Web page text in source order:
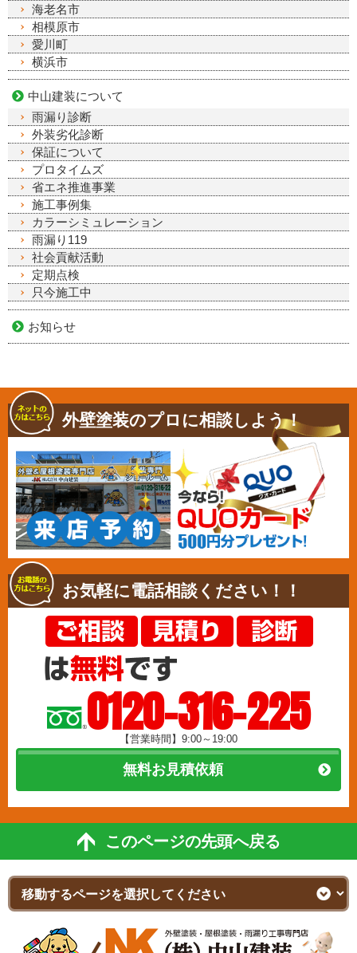
海老名市
相模原市
愛川町
横浜市
中山建装について
雨漏り診断
外装劣化診断
保証について
プロタイムズ
省エネ推進事業
施工事例集
カラーシミュレーション
雨漏り119
社会貢献活動
定期点検
只今施工中
お知らせ
外壁塗装のプロに相談しよう！
お気軽に電話相談ください！！
0120-316-225
【営業時間】9:00～19:00
無料お見積依頼
このページの先頭へ戻る